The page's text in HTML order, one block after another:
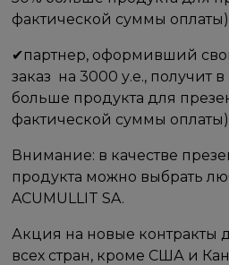
фактической суммы
✔партнер, оформивший
заказ ​ на​ 3000 у.е., получит
больше продукта для
фактической суммы оплаты).
Внимание: в качестве
продукта можно выбрать
ACUMULLIT SA.
Акция на новые контракты
всех стран, кроме США и